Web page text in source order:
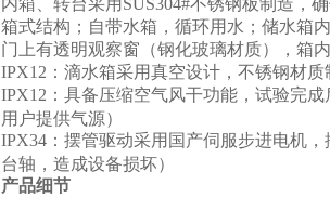
内箱、转台采用SUS304#不锈钢板制造，
箱式结构；自带水箱，循环用水；储水箱
门上有透明观察窗（钢化玻璃材质），箱
IPX12 ：滴水箱采用真空设计，不锈钢材
IPX12 ：具备压缩空气风干功能，试验完
用户提供气源）
IPX34 ：摆管驱动采用国产伺服步进电机
台轴，造成设备损坏）
产品细节